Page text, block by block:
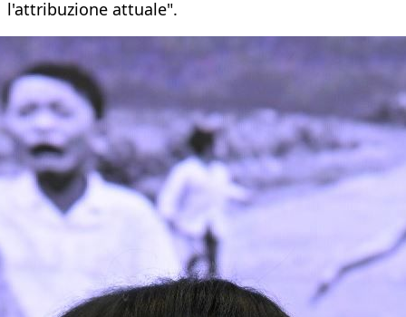
l'attribuzione attuale".